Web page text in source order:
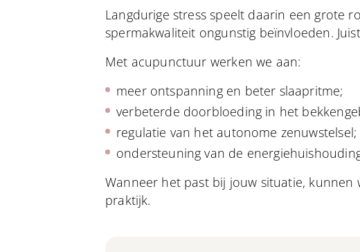
Langdurige stress speelt daarin een grote
spermakwaliteit ongunstig beïnvloeden.
Met acupunctuur werken we aan:
meer ontspanning en beter slaapritme;
verbeterde doorbloeding in het
regulatie van het autonome zenuwstelsel;
ondersteuning van de
Wanneer het past bij jouw situatie, kunnen
praktijk.